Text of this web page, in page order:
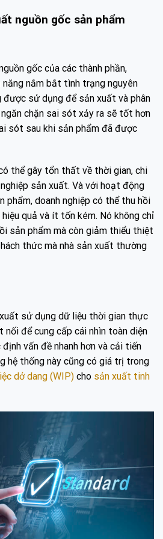
nguồn gốc sản phẩm
gốc của các thành phần,
năng nắm bắt tình trạng nguyên
sử dụng để sản xuất và phân
chặn sai sót xảy ra sẽ tốt hơn
sót sau khi sản phẩm đã được
thể gây tổn thất về thời gian, chi
sản xuất. Và với hoạt động
phẩm, doanh nghiệp có thể thu hồi
hiệu quả và ít tốn kém. Nó không chỉ
sản phẩm mà còn giảm thiểu thiệt
thức mà nhà sản xuất thường
sử dụng dữ liệu thời gian thực
để cung cấp cái nhìn toàn diện
vấn đề nhanh hơn và cải tiến
hệ thống này cũng có giá trị trong
dở dang (WIP) cho sản xuất tinh